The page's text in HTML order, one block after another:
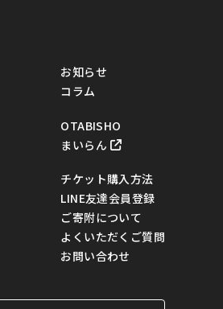
お知らせ
コラム
OTABISHO
まいらん
チケット購入方法
LINE友達会員登録
ご寄附について
よくいただくご質問
お問い合わせ